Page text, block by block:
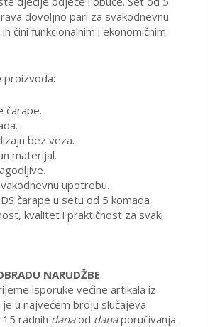
dovoljno pari za svakodnevnu
čini funkcionalnim i ekonomičnim
proizvoda:
čarape.
bez veza.
materijal.
upotrebu.
čarape u setu od 5 komada
kvalitet i praktičnost za svaki
NARUDŽBE
isporuke većine artikala iz
u najvećem broju slučajeva
radnih danaod danaporučivanja.